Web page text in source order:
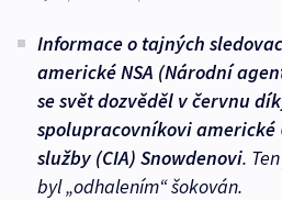
Informace o tajných
americké NSA (Národní
se svět dozvěděl v červnu
spolupracovníkovi
služby (CIA) Snowdenovi.
byl „odhalením“ šokován.